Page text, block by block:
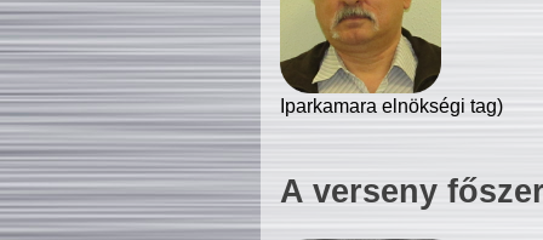
Iparkamara elnökségi tag)
A verseny